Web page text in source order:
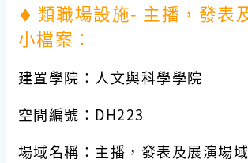
♦ 類職場設施- 主播，發表
小檔案：
建置學院 ：人文與科學學院
空間編號 ：DH223
場域名稱 ：主播，發表及展演場域